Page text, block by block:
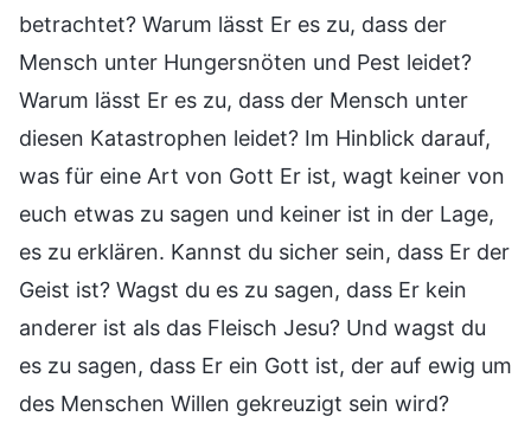
betrachtet? Warum lässt Er es zu, dass der
Mensch unter Hungersnöten und Pest leidet?
Warum lässt Er es zu, dass der Mensch unter
diesen Katastrophen leidet? Im Hinblick darauf,
was für eine Art von Gott Er ist, wagt keiner von
euch etwas zu sagen und keiner ist in der Lage,
es zu erklären. Kannst du sicher sein, dass Er der
Geist ist? Wagst du es zu sagen, dass Er kein
anderer ist als das Fleisch Jesu? Und wagst du
es zu sagen, dass Er ein Gott ist, der auf ewig um
des Menschen Willen gekreuzigt sein wird?